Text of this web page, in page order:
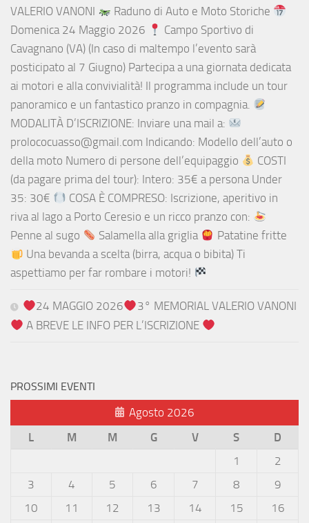
VALERIO VANONI
Raduno di Auto e Moto Storiche
Domenica 24 Maggio 2026
Campo Sportivo di
Cavagnano (VA) (In caso di maltempo l’evento sarà
posticipato al 7 Giugno) Partecipa a una giornata dedicata
ai motori e alla convivialità! Il programma include un tour
panoramico e un fantastico pranzo in compagnia.
MODALITÀ D’ISCRIZIONE: Inviare una mail a:
prolococuasso@gmail.com Indicando: Modello dell’auto o
della moto Numero di persone dell’equipaggio
COSTI
(da pagare prima del tour): Intero: 35€ a persona Under
35: 30€
COSA È COMPRESO: Iscrizione, aperitivo in
riva al lago a Porto Ceresio e un ricco pranzo con:
Penne al sugo
Salamella alla griglia
Patatine fritte
Una bevanda a scelta (birra, acqua o bibita) Ti
aspettiamo per far rombare i motori!
24 MAGGIO 2026
3° MEMORIAL VALERIO VANONI
A BREVE LE INFO PER L’ISCRIZIONE
PROSSIMI EVENTI
Agosto 2026
L
M M G V S
D
1
2
3
4 5 6 7 8
9
10
11 12 13 14 15 16